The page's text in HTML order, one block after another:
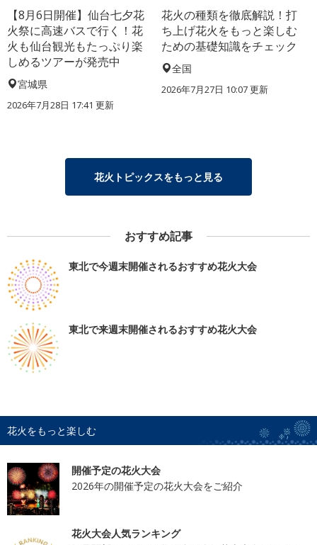
【8月6日開催】仙台七夕花
火祭に高速バスで行く！花
火も仙台観光もたっぷり楽
しめるツアーが発売中
宮城県
2026年7月28日 17:41 更新
花火の種類を徹底解説！打
ち上げ花火をもっと楽しむ
ための基礎知識をチェック
全国
2026年7月27日 10:07 更新
花火トピックスをもっと見る
おすすめ記事
東北で今週末開催されるおすすめ花火大会
東北で来週末開催されるおすすめ花火大会
花火をもっと楽しむ
開催予定の花火大会
2026年の開催予定の花火大会をご紹介
花火大会人気ランキング